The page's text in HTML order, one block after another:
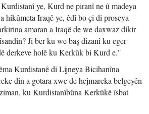
ye, Kurd ne piranî ne û madeya
hikûmeta Iraqê ye, êdî bo çi di proseya
amaran a Iraqê de we daxwaz dikir
Ji ber ku we baş dizanî ku eger
derkeve holê ku Kerkûk bi Kurd e."
Kurdistanê di Lijneya Bicihanîna
din a gotara xwe de hejmareka belgeyên
ku Kurdistanîbûna Kerkûkê îsbat